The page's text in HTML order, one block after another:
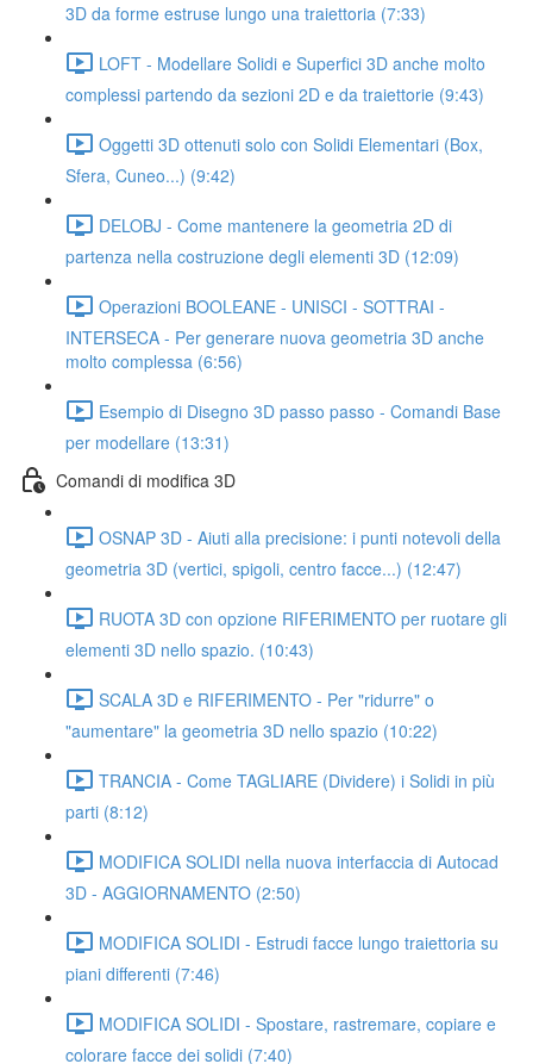
3D da forme estruse lungo una traiettoria (7:33)
LOFT - Modellare Solidi e Superfici 3D anche molto
complessi partendo da sezioni 2D e da traiettorie (9:43)
Oggetti 3D ottenuti solo con Solidi Elementari (Box,
Sfera, Cuneo...) (9:42)
DELOBJ - Come mantenere la geometria 2D di
partenza nella costruzione degli elementi 3D (12:09)
Operazioni BOOLEANE - UNISCI - SOTTRAI -
INTERSECA - Per generare nuova geometria 3D anche
molto complessa (6:56)
Esempio di Disegno 3D passo passo - Comandi Base
per modellare (13:31)
Comandi di modifica 3D
OSNAP 3D - Aiuti alla precisione: i punti notevoli della
geometria 3D (vertici, spigoli, centro facce...) (12:47)
RUOTA 3D con opzione RIFERIMENTO per ruotare gli
elementi 3D nello spazio. (10:43)
SCALA 3D e RIFERIMENTO - Per "ridurre" o
"aumentare" la geometria 3D nello spazio (10:22)
TRANCIA - Come TAGLIARE (Dividere) i Solidi in più
parti (8:12)
MODIFICA SOLIDI nella nuova interfaccia di Autocad
3D - AGGIORNAMENTO (2:50)
MODIFICA SOLIDI - Estrudi facce lungo traiettoria su
piani differenti (7:46)
MODIFICA SOLIDI - Spostare, rastremare, copiare e
colorare facce dei solidi (7:40)